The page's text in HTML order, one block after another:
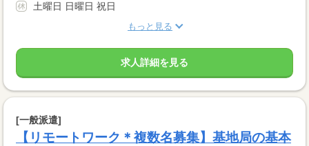
土曜日 日曜日 祝日
もっと見る
求人詳細を見る
[一般派遣]
【リモートワーク＊複数名募集】基地局の基本